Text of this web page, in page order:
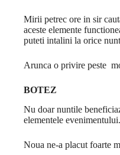
Mirii petrec ore in sir
aceste elemente
puteti intalini la orice
Arunca o privire peste
BOTEZ
Nu doar nuntile
elementele evenimentului.
Noua ne-a placut foarte